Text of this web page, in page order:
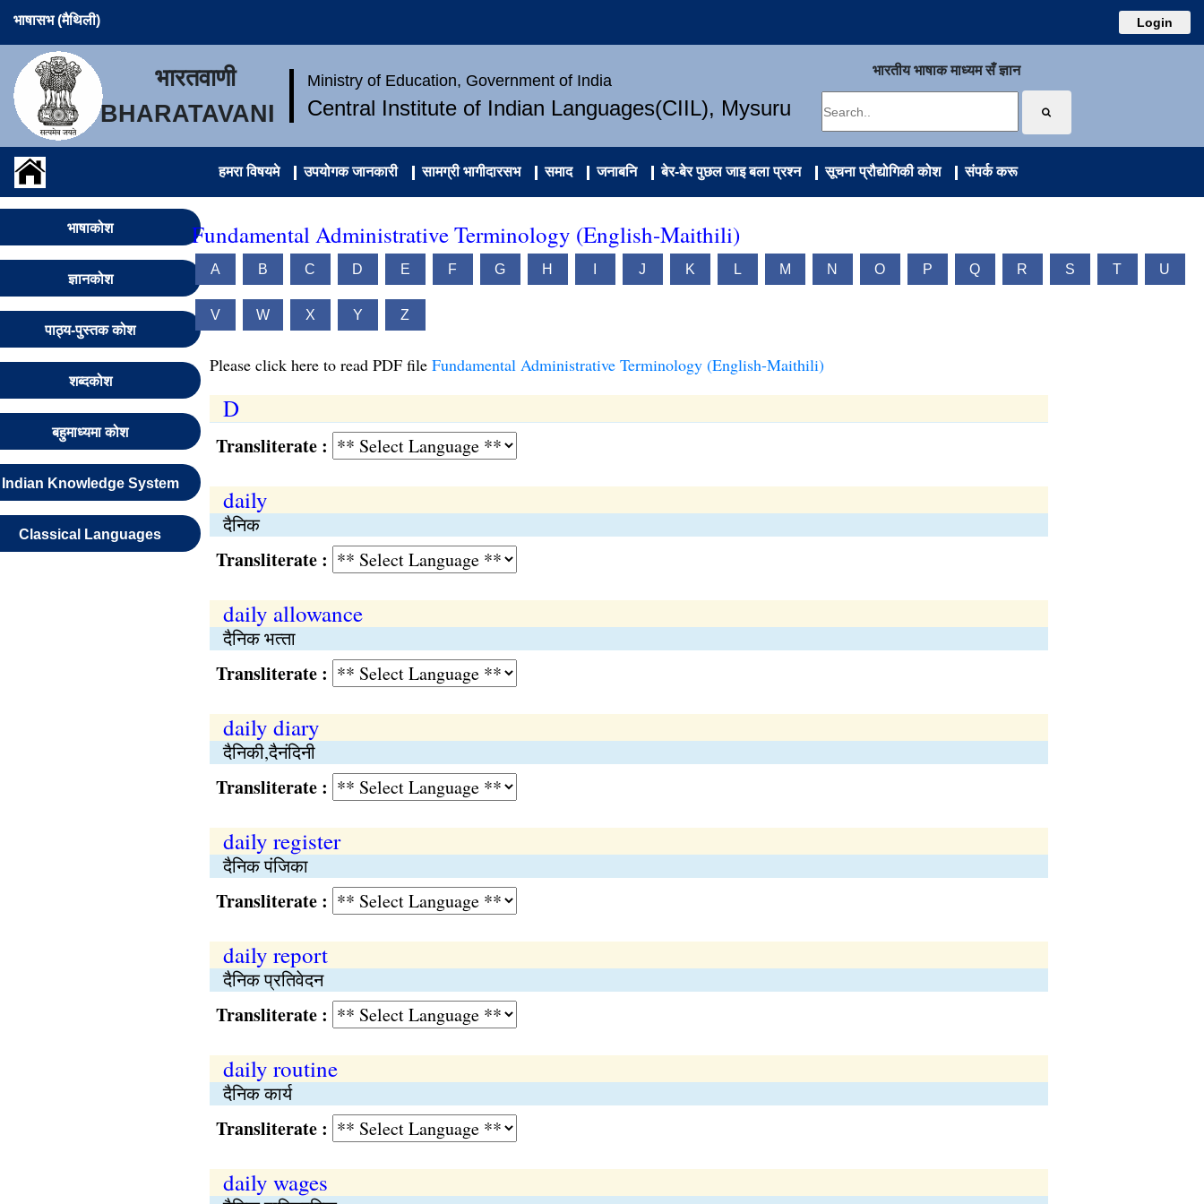
भाषासभ (मैथिली) Login
भारतवाणी
BHARATAVANI
Ministry of Education, Government of India
Central Institute of Indian Languages(CIIL), Mysuru
भारतीय भाषाक माध्यम सँ ज्ञान
हमरा विषयमे उपयोगक जानकारी सामग्री भागीदारसभ समाद जनाबनि बेर-बेर पुछल जाइ बला प्रश्न सूचना प्रौद्योगिकी कोश संपर्क करू
भाषाकोश
ज्ञानकोश
पाठ्य-पुस्तक कोश
शब्दकोश
बहुमाध्यमा कोश
Indian Knowledge System
Classical Languages
Fundamental Administrative Terminology (English-Maithili)
A B C D E F G H J K L M N O P Q R S T U
V W X Y Z
Please click here to read PDF file Fundamental Administrative Terminology (English-Maithili)
D
Transliterate :
daily
दैनिक
Transliterate :
daily allowance
दैनिक भत्‍ता
Transliterate :
daily diary
दैनिकी,दैनंदिनी
Transliterate :
daily register
दैनिक पंजिका
Transliterate :
daily report
दैनिक प्रतिवेदन
Transliterate :
daily routine
दैनिक कार्य
Transliterate :
daily wages